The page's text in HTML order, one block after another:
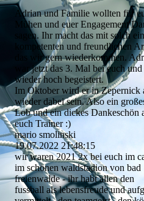
Adrian und Familie wollten für
Mühen und euer Engagement
sagen. Ihr macht das mit solch
kompetenten und freundlichen
das wir gern wiederkommen.
war jetzt das 3. Mal bei euch
wieder hoch begeistert.
Im Oktober wird er in Zepernick
wieder dabei sein. Also ein
Lob und ein dickes Dankeschön
euch Trainer :)
mario smolinski
19.07.2022 21:48:15
wir waren 2021 2x bei euch im
im schönen waldstadion von bad
freienwalde - ihr habt allen den
fussball als lebensfreude und